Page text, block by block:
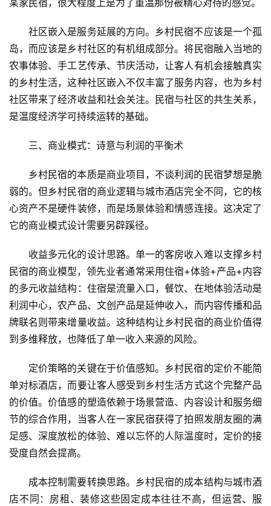
乡
村
振
兴
智
A
R
+
问
答
社
区
登录
某家民宿，很大程度上是为了重温那份被精心对待的感觉。
社区嵌入是服务延展的方向。乡村民宿不应该是一个孤
岛，而应该是乡村社区的有机组成部分。将民宿融入当地的
农事体验、手工艺传承、节庆活动，让客人有机会接触真实
的乡村生活，这种社区嵌入不仅丰富了服务内容，也为乡村
社区带来了经济收益和社会关注。民宿与社区的共生关系，
是温度经济学可持续运转的基础。
三、商业模式：诗意与利润的平衡术
乡村民宿的本质是商业项目，不谈利润的民宿梦想是脆
弱的。但乡村民宿的商业逻辑与城市酒店完全不同，它的核
心资产不是硬件装修，而是场景体验和情感连接。这决定了
它的商业模式设计需要另辟蹊径。
收益多元化的设计思路。单一的客房收入难以支撑乡村
民宿的商业模型，领先业者通常采用住宿+体验+产品+内容
的多元收益结构：住宿是流量入口，餐饮、在地体验活动是
利润中心，农产品、文创产品是延伸收入，而内容传播和品
牌联名则带来增量收益。这种结构让乡村民宿的商业价值得
到多维释放，也降低了单一收入来源的风险。
定价策略的关键在于价值感知。乡村民宿的定价不能简
单对标酒店，而要让客人感受到乡村生活方式这个完整产品
的价值。价值感的塑造依赖于场景营造、内容设计和服务细
节的综合作用，当客人在一家民宿获得了拍照发朋友圈的满
足感、深度放松的体验、难以忘怀的人际温度时，定价的接
受度自然会提高。
成本控制需要转换思路。乡村民宿的成本结构与城市酒
店不同：房租、装修这些固定成本往往不高，但运营、服